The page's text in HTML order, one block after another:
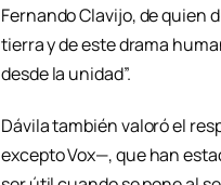
Fernando Clavijo, de quien
tierra y de este drama
desde la unidad”.
Dávila también valoró el
excepto Vox—, que han